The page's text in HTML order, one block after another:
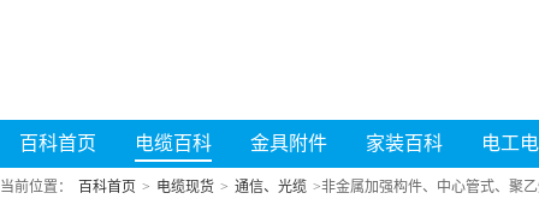
百科首页 电缆百科 金具附件 家装百科 电工
当前位置： 百科首页 > 电缆现货 > 通信、光缆 >非金属加强构件、中心管式、聚